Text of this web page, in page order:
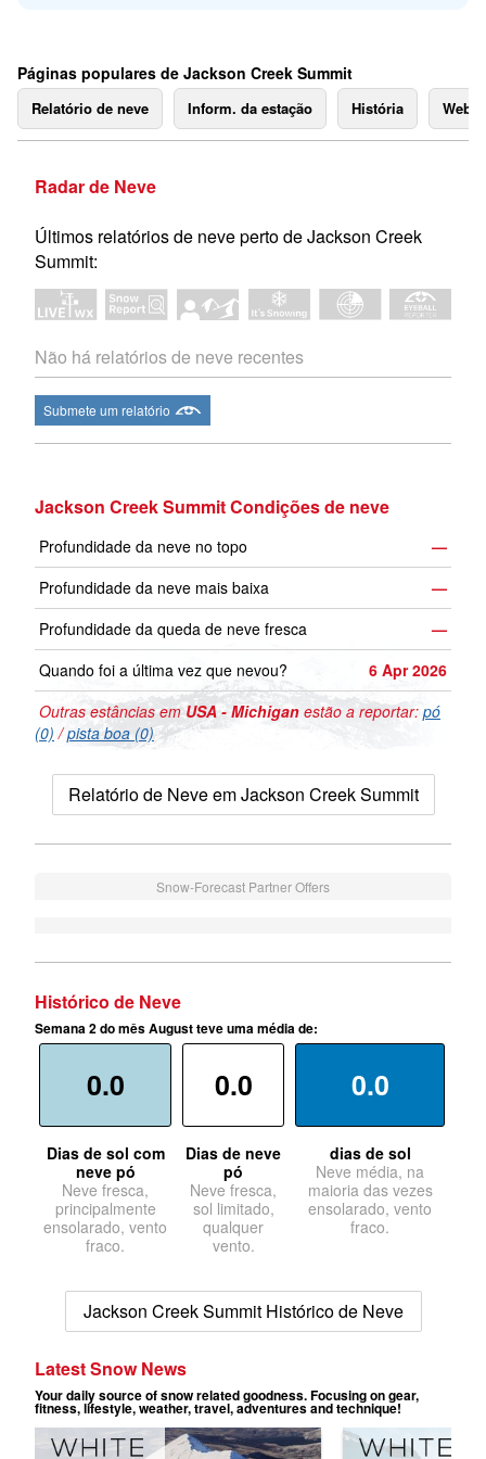
Páginas populares de Jackson Creek Summit
Relatório de neve Inform. da estação História
Radar de Neve
Últimos relatórios de neve perto de Jackson Creek
Summit:
Não há relatórios de neve recentes
Submete um relatório
Jackson Creek Summit Condições de neve
Profundidade da neve no topo
—
Profundidade da neve mais baixa
—
Profundidade da queda de neve fresca
—
Quando foi a última vez que nevou?
6 Apr 2026
Outras estâncias emUSA - Michigan estão a reportar: pó
(0) /pista boa (0)
Relatório de Neve em Jackson Creek Summit
Snow-Forecast Partner Offers
Histórico de Neve
Semana 2 do mês August teve uma média de:
0.0
Dias de sol com
neve pó
Neve fresca,
principalmente
ensolarado, vento
fraco.
0.0
Dias de neve
pó
Neve fresca,
sol limitado,
qualquer
vento.
0.0
dias de sol
Neve média, na
maioria das vezes
ensolarado, vento
fraco.
Jackson Creek Summit Histórico de Neve